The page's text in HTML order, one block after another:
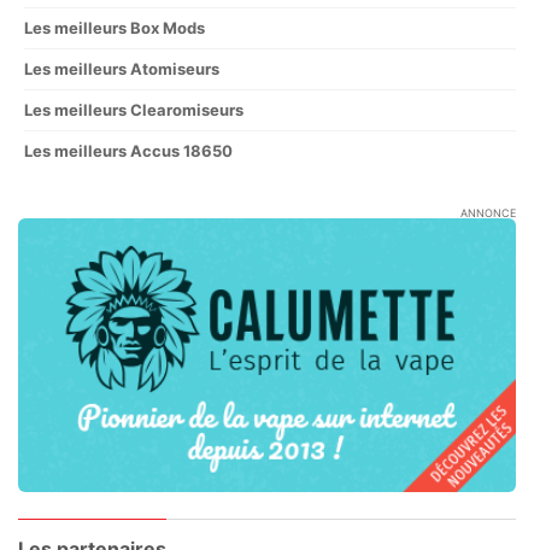
Les meilleurs Box Mods
Les meilleurs Atomiseurs
Les meilleurs Clearomiseurs
Les meilleurs Accus 18650
ANNONCE